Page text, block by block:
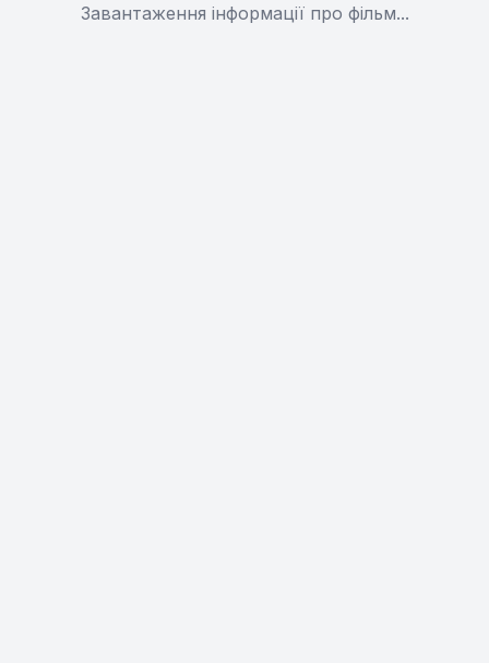
Завантаження інформації про фільм...